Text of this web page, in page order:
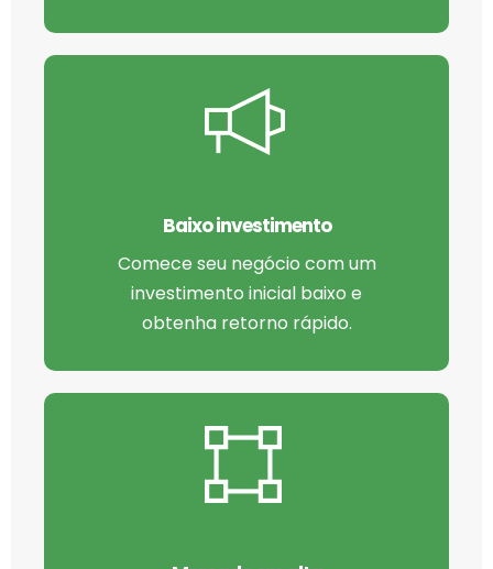
Baixo investimento
Comece seu negócio com um
investimento inicial baixo e
obtenha retorno rápido.